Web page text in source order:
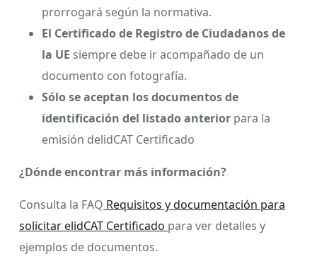
prorrogará según la normativa.
El Certificado de Registro de Ciudadanos de
la UE siempre debe ir acompañado de un
documento con fotografía.
Sólo se aceptan los documentos de
identificación del listado anterior para la
emisión delidCAT Certificado
¿Dónde encontrar más información?
Consulta la FAQ Requisitos y documentación para
solicitar elidCAT Certificado para ver detalles y
ejemplos de documentos.